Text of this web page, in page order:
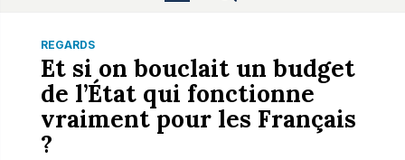
REGARDS
Et si on bouclait un budget
de l’État qui fonctionne
vraiment pour les Français
?